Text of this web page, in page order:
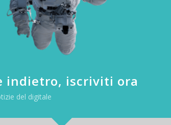
about photography and has a long-term
ever on the web right now.)
numeri
utenti uniciche pubblicano decine di miliardi di
e con successo con lo stesso modello
indietro, iscriviti ora
del digitale